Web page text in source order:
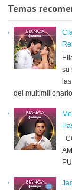
Temas
su
del multimillonario